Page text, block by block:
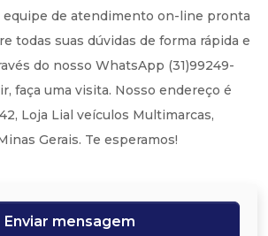
equipe de atendimento on-line pronta
todas suas dúvidas de forma rápida e
do nosso WhatsApp (31)99249-
faça uma visita. Nosso endereço é
Loja Lial veículos Multimarcas,
Gerais. Te esperamos!
Enviar mensagem